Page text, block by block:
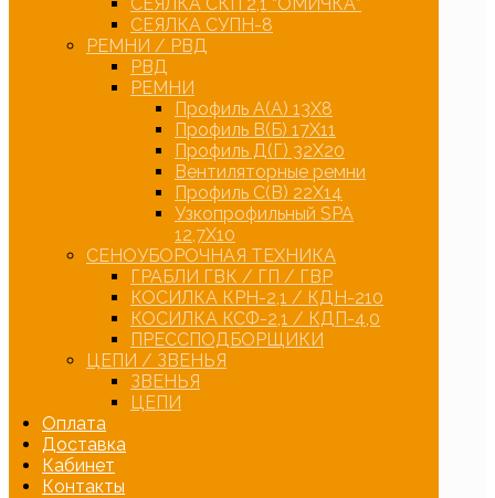
СЕЯЛКА СУПН-8
РЕМНИ / РВД
РВД
РЕМНИ
Профиль А(А) 13Х8
Профиль В(Б) 17Х11
Профиль Д(Г) 32Х20
Вентиляторные ремни
Профиль С(В) 22Х14
Узкопрофильный SPA
12,7Х10
СЕНОУБОРОЧНАЯ ТЕХНИКА
ГРАБЛИ ГВК / ГП / ГВР
КОСИЛКА КРН-2,1 / КДН-210
КОСИЛКА КСФ-2,1 / КДП-4,0
ПРЕССПОДБОРЩИКИ
ЦЕПИ / ЗВЕНЬЯ
ЗВЕНЬЯ
ЦЕПИ
Оплата
Доставка
Кабинет
Контакты